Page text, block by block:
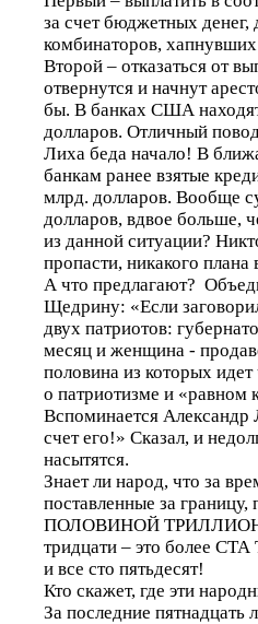
за счет бюджетных денег,
комбинаторов,
Второй – отказаться от
отвернутся и начнут
бы. В банках США
долларов. Отличный
Лиха беда начало! В
банкам ранее взятые
млрд. долларов. Вообще
долларов, вдвое больше,
из данной ситуации?
пропасти, никакого плана
А что предлагают?
Щедрину: «Если
двух патриотов:
месяц и женщина -
половина из которых
о патриотизме и «равном
Вспоминается Александр
счет его!» Сказал, и
насытятся.
Знает ли народ, что за
поставленные за
ПОЛОВИНОЙ
тридцати – это более
и все сто пятьдесят!
Кто скажет, где эти
За последние пятнадцать